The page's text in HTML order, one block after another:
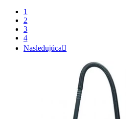
1
2
3
4
Nasledujúca